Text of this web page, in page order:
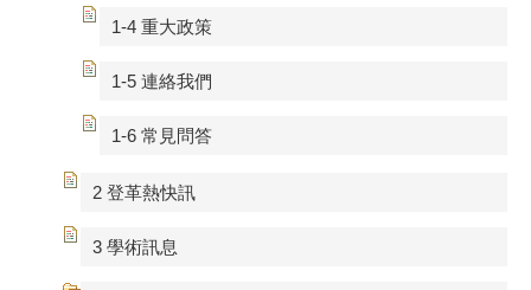
1-4 重大政策
1-5 連絡我們
1-6 常見問答
2 登革熱快訊
3 學術訊息